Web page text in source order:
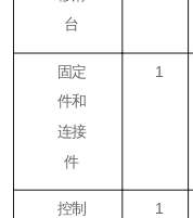
台
固定
件和
连接
件
1
控制
1